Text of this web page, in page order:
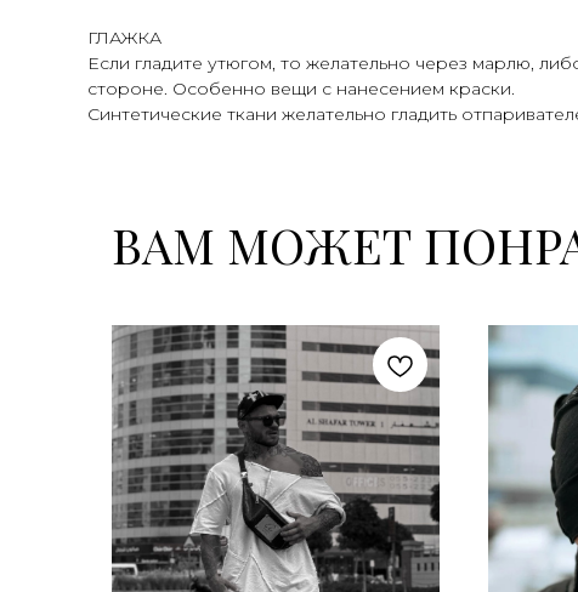
ГЛАЖКА
Если гладите утюгом, то желательно через марлю,
стороне. Особенно вещи с нанесением краски.
Синтетические ткани желательно гладить
ВАМ МОЖЕТ